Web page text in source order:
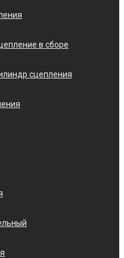
в сборе
сцепления